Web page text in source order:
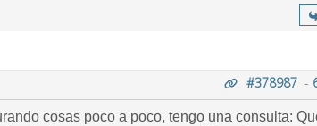
#378987 -
cosas poco a poco, tengo una consulta: